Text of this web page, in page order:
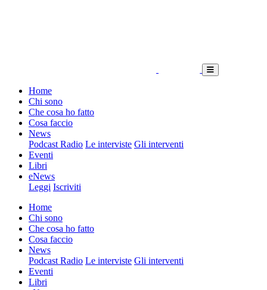
Home
Chi sono
Che cosa ho fatto
Cosa faccio
News
Podcast Radio Le interviste Gli interventi
Eventi
Libri
eNews
Leggi Iscriviti
Home
Chi sono
Che cosa ho fatto
Cosa faccio
News
Podcast Radio Le interviste Gli interventi
Eventi
Libri